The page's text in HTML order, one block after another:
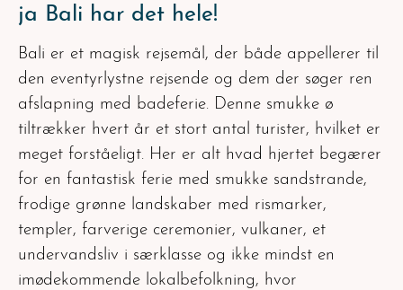
ja Bali har det hele!
Bali er et magisk rejsemål, der både appellerer til
den eventyrlystne rejsende og dem der søger ren
afslapning med badeferie. Denne smukke ø
tiltrækker hvert år et stort antal turister, hvilket er
meget forståeligt. Her er alt hvad hjertet begærer
for en fantastisk ferie med smukke sandstrande,
frodige grønne landskaber med rismarker,
templer, farverige ceremonier, vulkaner, et
undervandsliv i særklasse og ikke mindst en
imødekommende lokalbefolkning, hvor